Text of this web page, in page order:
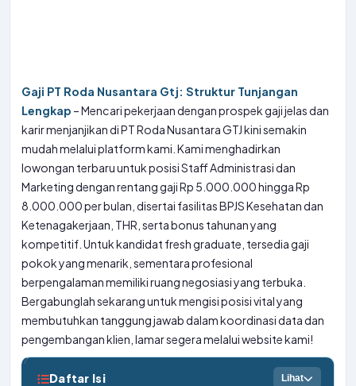
Gaji PT Roda Nusantara Gtj: Struktur Tunjangan
Lengkap – Mencari pekerjaan dengan prospek gaji jelas dan
karir menjanjikan di PT Roda Nusantara GTJ kini semakin
mudah melalui platform kami. Kami menghadirkan
lowongan terbaru untuk posisi Staff Administrasi dan
Marketing dengan rentang gaji Rp 5.000.000 hingga Rp
8.000.000 per bulan, disertai fasilitas BPJS Kesehatan dan
Ketenagakerjaan, THR, serta bonus tahunan yang
kompetitif. Untuk kandidat fresh graduate, tersedia gaji
pokok yang menarik, sementara profesional
berpengalaman memiliki ruang negosiasi yang terbuka.
Bergabunglah sekarang untuk mengisi posisi vital yang
membutuhkan tanggung jawab dalam koordinasi data dan
pengembangan klien, lamar segera melalui website kami!
Daftar Isi Lihat